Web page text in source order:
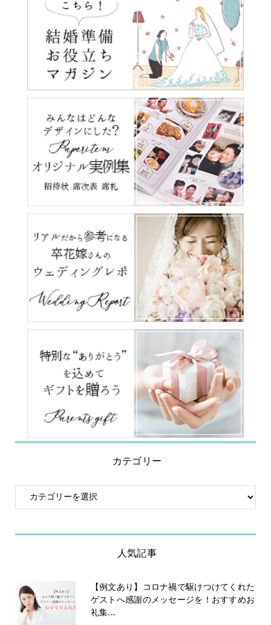
カテゴリー
人気記事
【例文あり】コロナ禍で駆けつけてくれた
ゲストへ感謝のメッセージを！おすすめお
礼集...